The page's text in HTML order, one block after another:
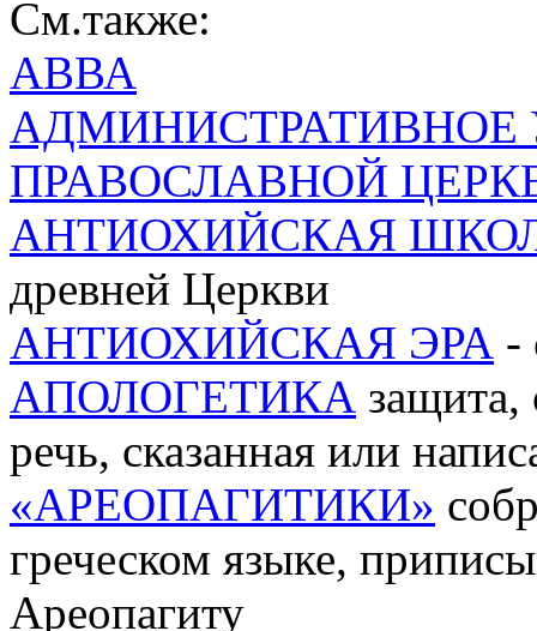
См.также:
АВВА
АДМИНИСТРАТИВНОЕ
ПРАВОСЛАВНОЙ
АНТИОХИЙСКАЯ
древней Церкви
АНТИОХИЙСКАЯ ЭРА -
АПОЛОГЕТИКА защита,
речь, сказанная или
«АРЕОПАГИТИКИ»
греческом языке,
Ареопагиту